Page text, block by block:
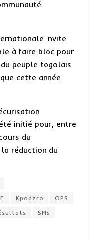
invite
à faire bloc pour
peuple togolais
cette année
initié pour, entre
du
réduction du
Kpodzro
OPS
SMS